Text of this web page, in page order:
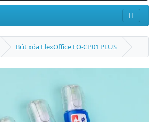
Bút xóa FlexOffice FO-CP01 PLUS